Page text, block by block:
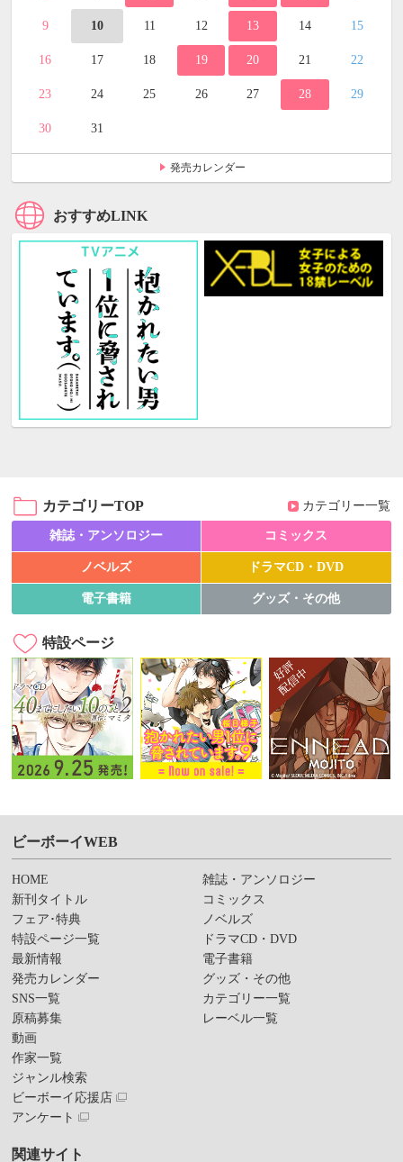
9 10 11 12 13 14 15
16 17 18 19 20 21 22
23 24 25 26 27 28 29
30 31
発売カレンダー
おすすめLINK
カテゴリーTOP カテゴリー一覧
雑誌・アンソロジー コミックス
ノベルズ ドラマCD・DVD
電子書籍 グッズ・その他
特設ページ
ビーボーイWEB
HOME
新刊タイトル
フェア･特典
特設ページ一覧
最新情報
発売カレンダー
SNS一覧
原稿募集
動画
作家一覧
ジャンル検索
ビーボーイ応援店
アンケート
雑誌・アンソロジー
コミックス
ノベルズ
ドラマCD・DVD
電子書籍
グッズ・その他
カテゴリー一覧
レーベル一覧
関連サイト